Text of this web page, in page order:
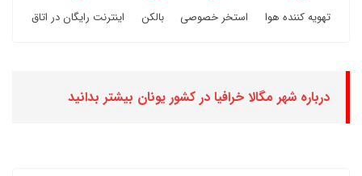
تهویه کننده هوا استخر خصوصی بالکن اینترنت رایگان در اتاق
درباره شهر مگالا خرافیا در کشور یونان بیشتر بدانید